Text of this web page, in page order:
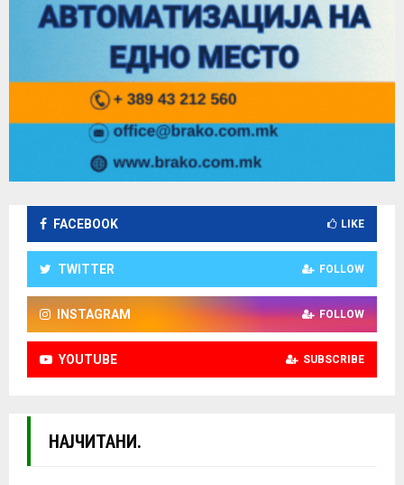
FACEBOOK LIKE
TWITTER FOLLOW
INSTAGRAM FOLLOW
YOUTUBE SUBSCRIBE
НАЈЧИТАНИ.